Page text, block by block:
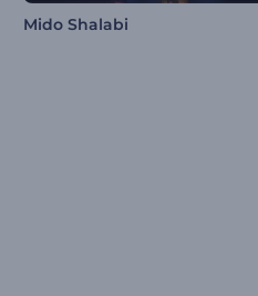
Mido Shalabi